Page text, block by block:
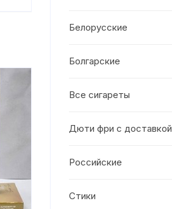
Белорусские
Болгарские
Все сигареты
Дюти фри с доставкой
Российские
Стики